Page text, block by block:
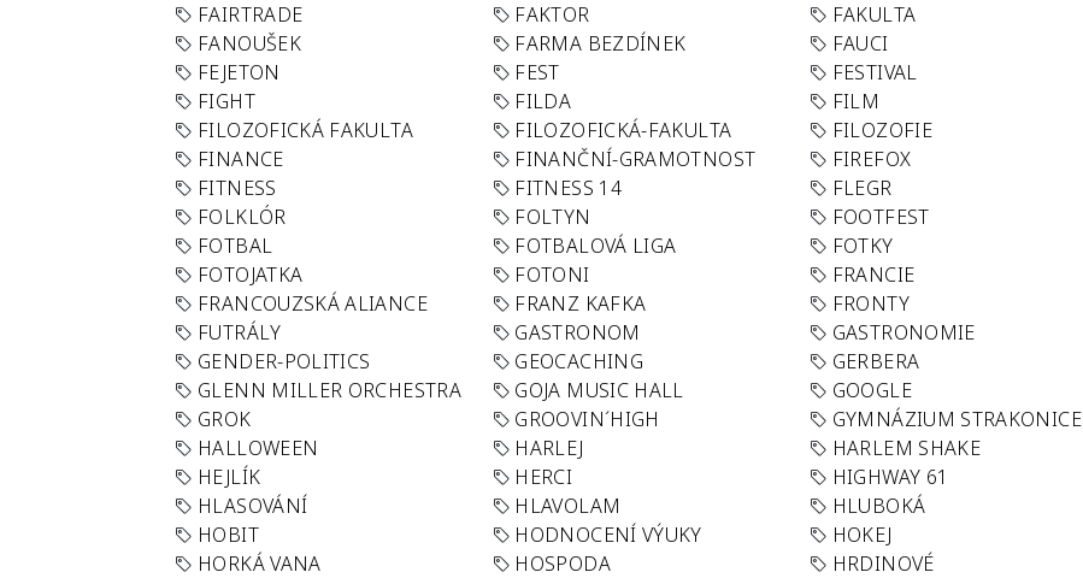
FAIRTRADE
FAKTOR FAKULTA
FANOUŠEK
FARMA BEZDÍNEK FAUCI
FEJETON
FEST FESTIVAL
FIGHT
FILDA FILM
FILOZOFICKÁ FAKULTA
FILOZOFICKÁ-FAKULTA FILOZOFIE
FINANCE
FINANČNÍ-GRAMOTNOST FIREFOX
FITNESS
FITNESS 14 FLEGR
FOLKLÓR
FOLTYN FOOTFEST
FOTBAL
FOTBALOVÁ LIGA FOTKY
FOTOJATKA
FOTONI FRANCIE
FRANCOUZSKÁ ALIANCE
FRANZ KAFKA FRONTY
FUTRÁLY
GASTRONOM GASTRONOMIE
GENDER-POLITICS
GEOCACHING GERBERA
GLENN MILLER ORCHESTRA
GOJA MUSIC HALL GOOGLE
GROK
GROOVIN´HIGH GYMNÁZIUM STRAKONICE
HALLOWEEN
HARLEJ HARLEM SHAKE
HEJLÍK
HERCI HIGHWAY 61
HLASOVÁNÍ
HLAVOLAM HLUBOKÁ
HOBIT
HODNOCENÍ VÝUKY HOKEJ
HORKÁ VANA
HOSPODA HRDINOVÉ